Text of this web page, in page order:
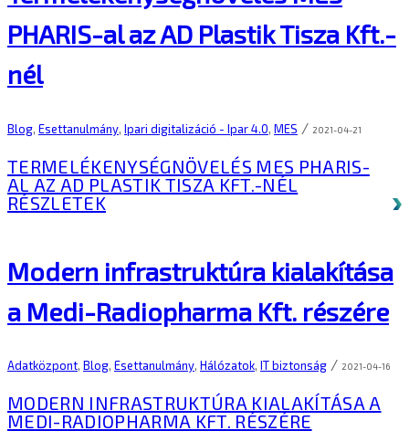
PHARIS-al az AD Plastik Tisza Kft.-
nél
Blog, Esettanulmány, Ipari digitalizáció - Ipar 4.0, MES / 2021-04-21
TERMELÉKENYSÉGNÖVELÉS MES PHARIS-
AL AZ AD PLASTIK TISZA KFT.-NÉL
RÉSZLETEK
Modern infrastruktúra kialakítása
a Medi-Radiopharma Kft. részére
Adatközpont, Blog, Esettanulmány, Hálózatok, IT biztonság / 2021-04-16
MODERN INFRASTRUKTÚRA KIALAKÍTÁSA A
MEDI-RADIOPHARMA KFT. RÉSZÉRE